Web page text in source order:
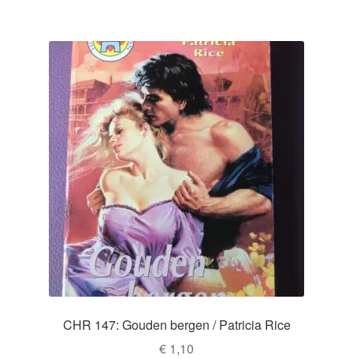
CHR 147: Gouden bergen / Patricia Rice
€ 1,10